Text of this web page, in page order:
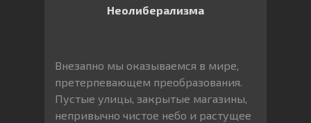
Неолиберализма
Внезапно мы оказываемся в мире,
претерпевающем преобразования.
Пустые улицы, закрытые магазины,
непривычно чистое небо и растущее